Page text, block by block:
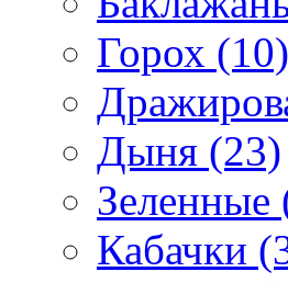
Горох (10)
Дыня (23)
Зеленные
Кабачки